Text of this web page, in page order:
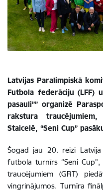
Latvijas Paralimpiskā
Futbola federāciju (LFF)
pasauli”” organizē
rakstura
Staicelē, “Seni Cup”
Šogad jau 20. reizi
futbola turnīrs “Seni
traucējumiem (GRT)
vingrinājumos. Turnīra